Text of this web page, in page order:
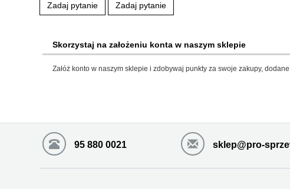
Zadaj pytanie Zadaj pytanie
Skorzystaj na założeniu konta w naszym sklepie
Załóż konto w naszym sklepie i zdobywaj punkty za swoje zakupy,
95 880 0021 sklep@pro-